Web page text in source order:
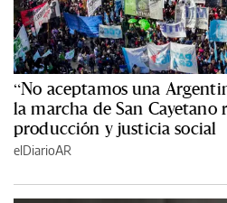
“No aceptamos una
la marcha de San Cayetano
producción y justicia social
elDiarioAR